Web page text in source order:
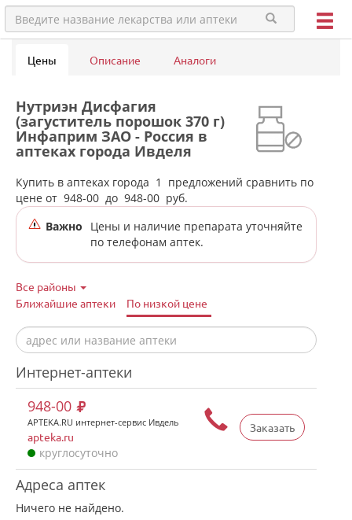
Цены Описание Аналоги
Нутриэн Дисфагия
(загуститель порошок 370 г)
Инфаприм ЗАО - Россия в
аптеках города Ивделя
Купить в аптеках города 1
предложений сравнить по
цене от 948-00 до 948-00 руб.
Важно
Цены и наличие препарата уточняйте
по телефонам аптек.
Все районы
Ближайшие аптеки
По низкой цене
Интернет-аптеки
Заказать
948-00
APTEKA.RU интернет-сервис Ивдель
apteka.ru
круглосуточно
Адреса аптек
Ничего не найдено.